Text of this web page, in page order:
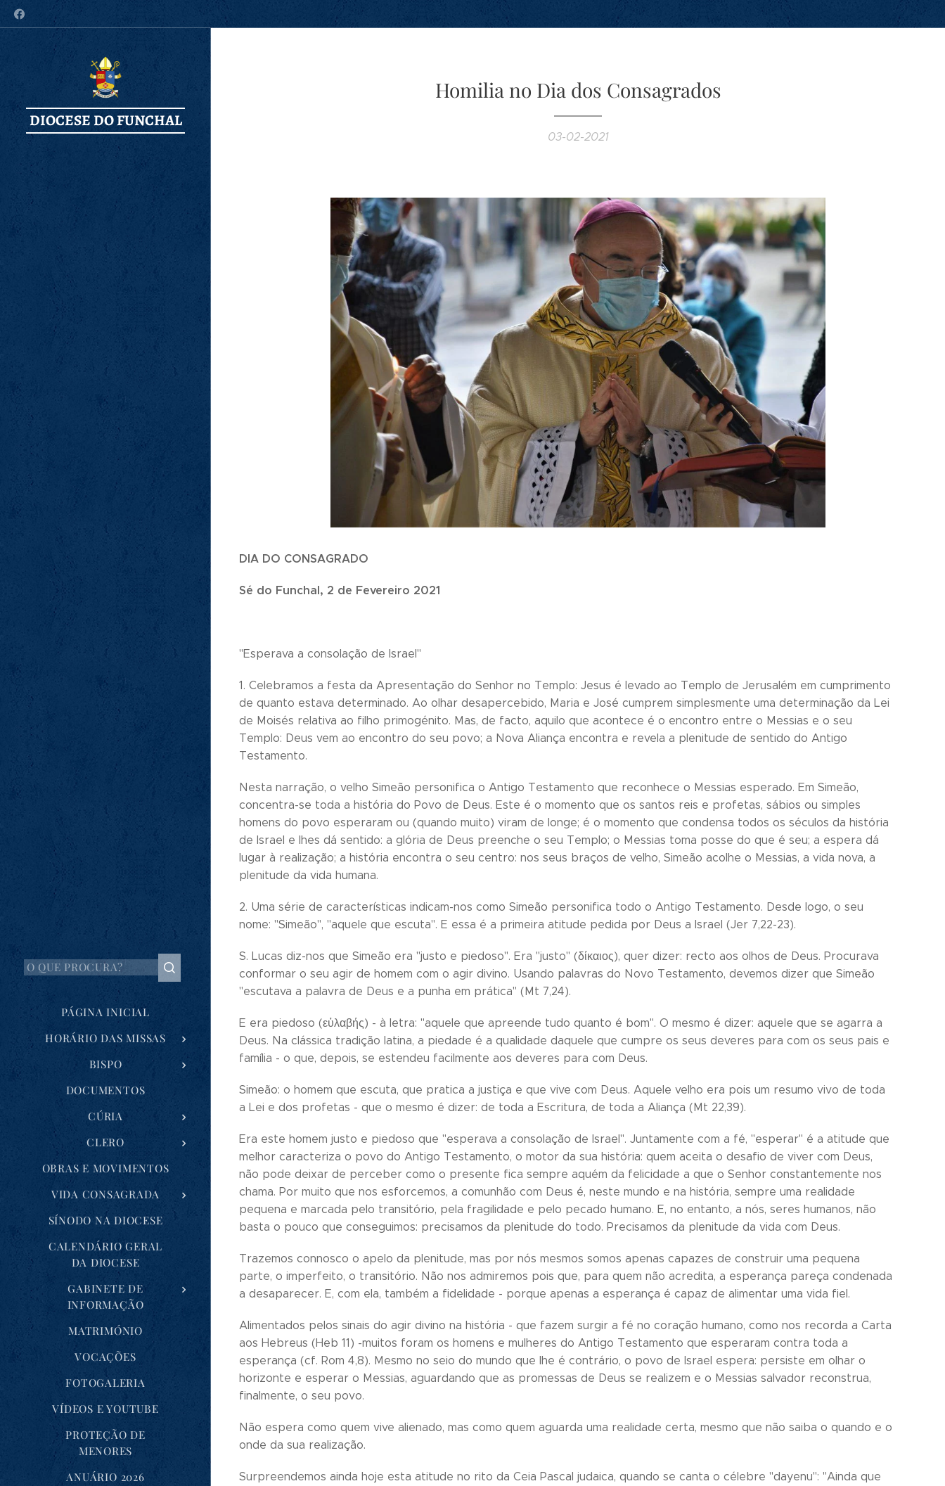
DIOCESE DO FUNCHAL
PÁGINA INICIAL
HORÁRIO DAS MISSAS
BISPO
DOCUMENTOS
CÚRIA
CLERO
OBRAS E MOVIMENTOS
VIDA CONSAGRADA
SÍNODO NA DIOCESE
CALENDÁRIO GERAL
DA DIOCESE
GABINETE DE
INFORMAÇÃO
MATRIMÓNIO
VOCAÇÕES
FOTOGALERIA
VÍDEOS E YOUTUBE
PROTEÇÃO DE
MENORES
ANUÁRIO 2026
Homilia no Dia dos Consagrados
03-02-2021
DIA DO CONSAGRADO
Sé do Funchal, 2 de Fevereiro 2021
"Esperava a consolação de Israel"
1. Celebramos a festa da Apresentação do Senhor no Templo: Jesus é levado ao Templo de Jerusalém em cumprimento
de quanto estava determinado. Ao olhar desapercebido, Maria e José cumprem simplesmente uma determinação da Lei
de Moisés relativa ao filho primogénito. Mas, de facto, aquilo que acontece é o encontro entre o Messias e o seu
Templo: Deus vem ao encontro do seu povo; a Nova Aliança encontra e revela a plenitude de sentido do Antigo
Testamento.
Nesta narração, o velho Simeão personifica o Antigo Testamento que reconhece o Messias esperado. Em Simeão,
concentra-se toda a história do Povo de Deus. Este é o momento que os santos reis e profetas, sábios ou simples
homens do povo esperaram ou (quando muito) viram de longe; é o momento que condensa todos os séculos da história
de Israel e lhes dá sentido: a glória de Deus preenche o seu Templo; o Messias toma posse do que é seu; a espera dá
lugar à realização; a história encontra o seu centro: nos seus braços de velho, Simeão acolhe o Messias, a vida nova, a
plenitude da vida humana.
2. Uma série de características indicam-nos como Simeão personifica todo o Antigo Testamento. Desde logo, o seu
nome: "Simeão", "aquele que escuta". E essa é a primeira atitude pedida por Deus a Israel (Jer 7,22-23).
S. Lucas diz-nos que Simeão era "justo e piedoso". Era "justo" (δίκαιος), quer dizer: recto aos olhos de Deus. Procurava
conformar o seu agir de homem com o agir divino. Usando palavras do Novo Testamento, devemos dizer que Simeão
"escutava a palavra de Deus e a punha em prática" (Mt 7,24).
E era piedoso (εὐλαβής) - à letra: "aquele que apreende tudo quanto é bom". O mesmo é dizer: aquele que se agarra a
Deus. Na clássica tradição latina, a piedade é a qualidade daquele que cumpre os seus deveres para com os seus pais e
família - o que, depois, se estendeu facilmente aos deveres para com Deus.
Simeão: o homem que escuta, que pratica a justiça e que vive com Deus. Aquele velho era pois um resumo vivo de toda
a Lei e dos profetas - que o mesmo é dizer: de toda a Escritura, de toda a Aliança (Mt 22,39).
Era este homem justo e piedoso que "esperava a consolação de Israel". Juntamente com a fé, "esperar" é a atitude que
melhor caracteriza o povo do Antigo Testamento, o motor da sua história: quem aceita o desafio de viver com Deus,
não pode deixar de perceber como o presente fica sempre aquém da felicidade a que o Senhor constantemente nos
chama. Por muito que nos esforcemos, a comunhão com Deus é, neste mundo e na história, sempre uma realidade
pequena e marcada pelo transitório, pela fragilidade e pelo pecado humano. E, no entanto, a nós, seres humanos, não
basta o pouco que conseguimos: precisamos da plenitude do todo. Precisamos da plenitude da vida com Deus.
Trazemos connosco o apelo da plenitude, mas por nós mesmos somos apenas capazes de construir uma pequena
parte, o imperfeito, o transitório. Não nos admiremos pois que, para quem não acredita, a esperança pareça condenada
a desaparecer. E, com ela, também a fidelidade - porque apenas a esperança é capaz de alimentar uma vida fiel.
Alimentados pelos sinais do agir divino na história - que fazem surgir a fé no coração humano, como nos recorda a Carta
aos Hebreus (Heb 11) -muitos foram os homens e mulheres do Antigo Testamento que esperaram contra toda a
esperança (cf. Rom 4,8). Mesmo no seio do mundo que lhe é contrário, o povo de Israel espera: persiste em olhar o
horizonte e esperar o Messias, aguardando que as promessas de Deus se realizem e o Messias salvador reconstrua,
finalmente, o seu povo.
Não espera como quem vive alienado, mas como quem aguarda uma realidade certa, mesmo que não saiba o quando e o
onde da sua realização.
Surpreendemos ainda hoje esta atitude no rito da Ceia Pascal judaica, quando se canta o célebre "dayenu": "Ainda que